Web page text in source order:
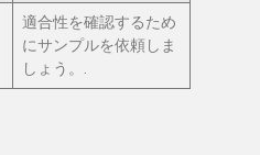
適合性を確認するため
にサンプルを依頼しま
しょう。.